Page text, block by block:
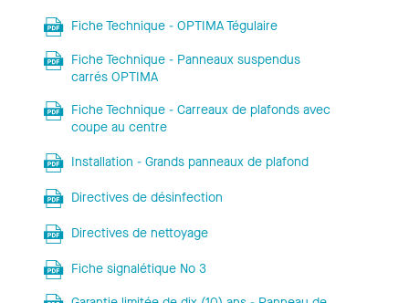
Fiche Technique - OPTIMA Tégulaire
Fiche Technique - Panneaux suspendus
carrés OPTIMA
Fiche Technique - Carreaux de plafonds avec
coupe au centre
Installation - Grands panneaux de plafond
Directives de désinfection
Directives de nettoyage
Fiche signalétique No 3